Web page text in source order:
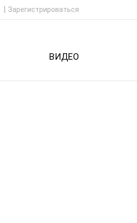
Зарегистрироваться
ВИДЕО